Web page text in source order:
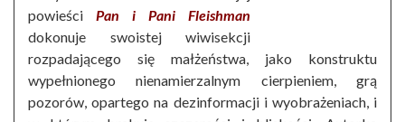
powieści Pan i Pani Fleishman
dokonuje swoistej wiwisekcji
rozpadającego się małżeństwa, jako konstruktu
wypełnionego nienamierzalnym cierpieniem, grą
pozorów, opartego na dezinformacji i wyobrażeniach, i